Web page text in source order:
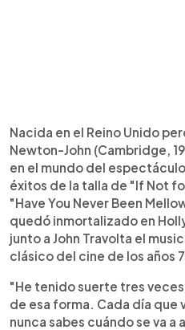
Nacida en el Reino Unido
Newton-John (Cambridge,
en el mundo del
éxitos de la talla de "If Not
"Have You Never Been
quedó inmortalizado en
junto a John Travolta el
clásico del cine de los años
"He tenido suerte tres
de esa forma. Cada día que
nunca sabes cuándo se va a